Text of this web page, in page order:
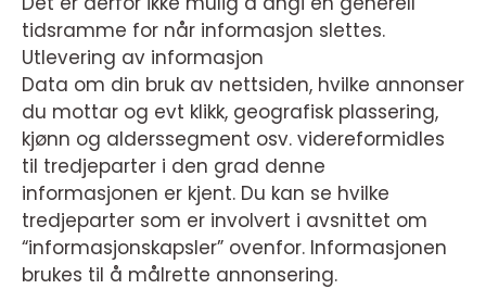
tidsramme for når informasjon slettes.
Utlevering av informasjon
Data om din bruk av nettsiden, hvilke annonser
du mottar og evt klikk, geografisk plassering,
kjønn og alderssegment osv. videreformidles
til tredjeparter i den grad denne
informasjonen er kjent. Du kan se hvilke
tredjeparter som er involvert i avsnittet om
“informasjonskapsler” ovenfor. Informasjonen
brukes til å målrette annonsering.